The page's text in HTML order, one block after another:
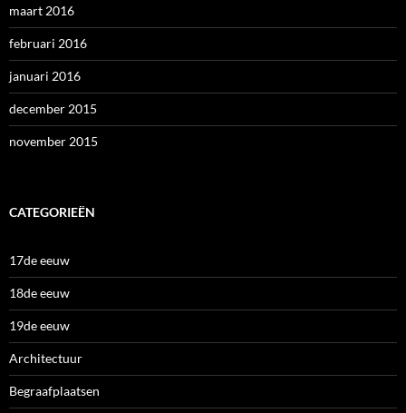
maart 2016
februari 2016
januari 2016
december 2015
november 2015
CATEGORIEËN
17de eeuw
18de eeuw
19de eeuw
Architectuur
Begraafplaatsen